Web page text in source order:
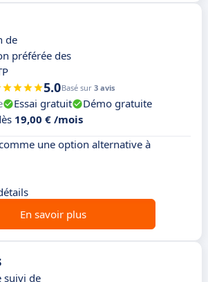
de
préférée des
5.0Basé sur 3 avis
Essai gratuit
Démo gratuite
19,00 € /mois
une option alternative à
En savoir plus
suivi de